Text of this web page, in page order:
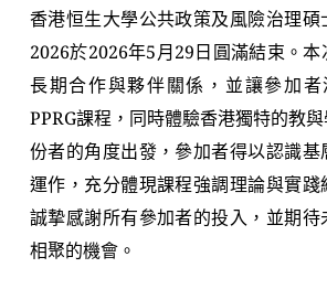
香港恒生大學公共政策及風險治理碩
2026於2026年5月29日圓滿結束。
長期合作與夥伴關係，並讓參加者
PPRG課程，同時體驗香港獨特的教
份者的角度出發，參加者得以認識
運作，充分體現課程強調理論與實踐
誠摯感謝所有參加者的投入，並期待
相聚的機會。